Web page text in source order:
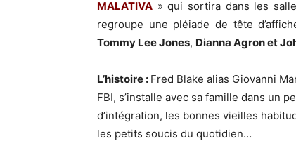
MALATIVA » qui sortira dans les
regroupe une pléiade de tête
Tommy Lee Jones, Dianna Agron et
L’histoire : Fred Blake alias Giovanni
FBI, s’installe avec sa famille dans un
d’intégration, les bonnes vieilles
les petits soucis du quotidien…